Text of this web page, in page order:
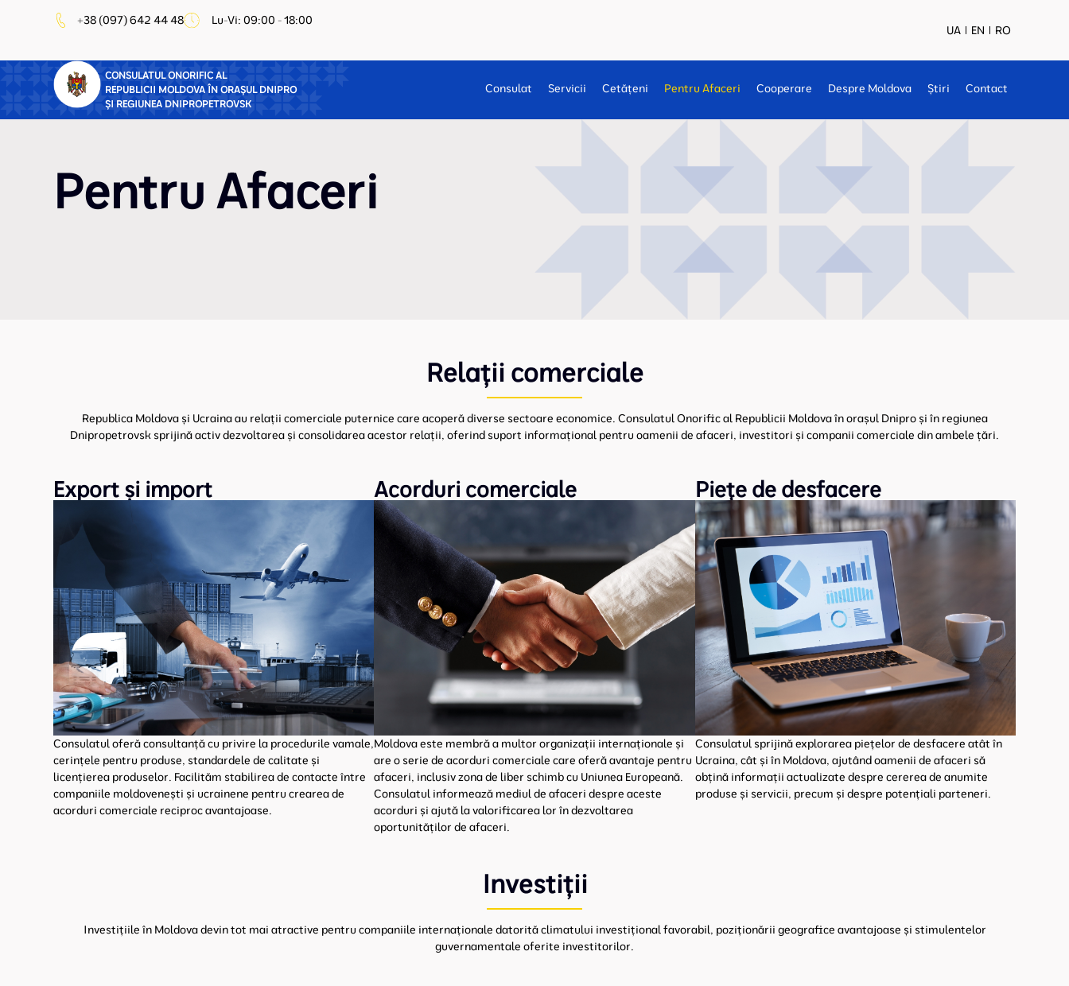
+38 (097) 642 44 48 Lu-Vi: 09:00 - 18:00
UA EN RO
CONSULATUL ONORIFIC AL
REPUBLICII MOLDOVA ÎN ORAȘUL DNIPRO
ȘI REGIUNEA DNIPROPETROVSK
Consulat Servicii Cetățeni Pentru Afaceri Cooperare Despre Moldova Știri Contact
Pentru Afaceri
Relații comerciale
Republica Moldova și Ucraina au relații comerciale puternice care acoperă diverse sectoare economice. Consulatul Onorific al Republicii Moldova în orașul Dnipro și în regiunea
Dnipropetrovsk sprijină activ dezvoltarea și consolidarea acestor relații, oferind suport informațional pentru oamenii de afaceri, investitori și companii comerciale din ambele țări.
Export și import
Consulatul oferă consultanță cu privire la procedurile vamale,
cerințele pentru produse, standardele de calitate și
licențierea produselor. Facilităm stabilirea de contacte între
companiile moldovenești și ucrainene pentru crearea de
acorduri comerciale reciproc avantajoase.
Acorduri comerciale
Moldova este membră a multor organizații internaționale și
are o serie de acorduri comerciale care oferă avantaje pentru
afaceri, inclusiv zona de liber schimb cu Uniunea Europeană.
Consulatul informează mediul de afaceri despre aceste
acorduri și ajută la valorificarea lor în dezvoltarea
oportunităților de afaceri.
Piețe de desfacere
Consulatul sprijină explorarea piețelor de desfacere atât în
Ucraina, cât și în Moldova, ajutând oamenii de afaceri să
obțină informații actualizate despre cererea de anumite
produse și servicii, precum și despre potențiali parteneri.
Investiții
Investițiile în Moldova devin tot mai atractive pentru companiile internaționale datorită climatului investițional favorabil, poziționării geografice avantajoase și stimulentelor
guvernamentale oferite investitorilor.